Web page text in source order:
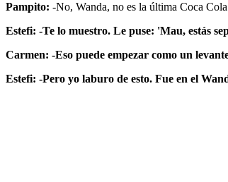
Pampito: -No, Wanda, no es la última Coca
Estefi: -Te lo muestro. Le puse: 'Mau, estás
Carmen: -Eso puede empezar como un
Estefi: -Pero yo laburo de esto. Fue en el